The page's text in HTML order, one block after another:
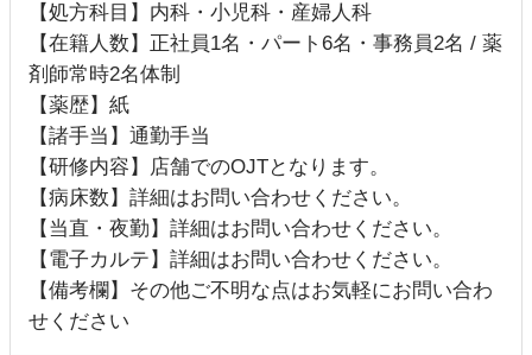
【処方科目】内科・小児科・産婦人科
【在籍人数】正社員1名・パート6名・事務員2名 / 薬
剤師常時2名体制
【薬歴】紙
【諸手当】通勤手当
【研修内容】店舗でのOJTとなります。
【病床数】詳細はお問い合わせください。
【当直・夜勤】詳細はお問い合わせください。
【電子カルテ】詳細はお問い合わせください。
【備考欄】その他ご不明な点はお気軽にお問い合わ
せください